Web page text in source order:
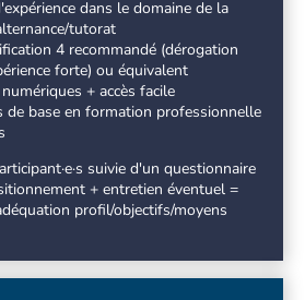
dans le domaine de la
tutorat
4 recommandé (dérogation
forte) ou équivalent
+ accès facile
de base en formation professionnelle
suivie d'un questionnaire
+ entretien éventuel =
profil/objectifs/moyens